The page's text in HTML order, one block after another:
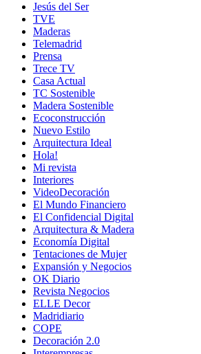
Jesús del Ser
TVE
Maderas
Telemadrid
Prensa
Trece TV
Casa Actual
TC Sostenible
Madera Sostenible
Ecoconstrucción
Nuevo Estilo
Arquitectura Ideal
Hola!
Mi revista
Interiores
VideoDecoración
El Mundo Financiero
El Confidencial Digital
Arquitectura & Madera
Economía Digital
Tentaciones de Mujer
Expansión y Negocios
OK Diario
Revista Negocios
ELLE Decor
Madridiario
COPE
Decoración 2.0